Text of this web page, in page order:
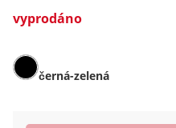
vyprodáno
černá-zelená